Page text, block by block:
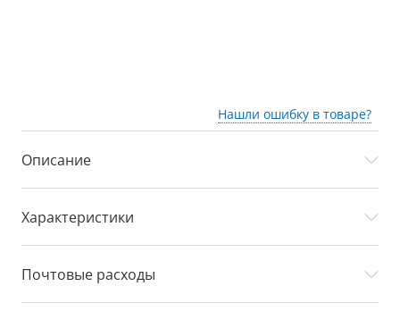
Нашли ошибку в товаре?
Описание
Характеристики
Почтовые расходы